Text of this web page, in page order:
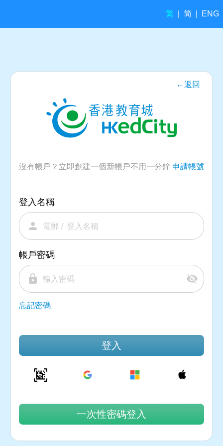
繁 简 ENG
←返回
沒有帳戶？立即創建一個新帳戶不用一分鐘 申請帳號
登入名稱
person
帳戶密碼
lock visibility_off
忘記密碼